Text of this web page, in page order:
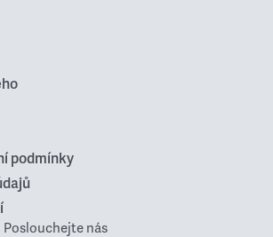
podmínky
Poslouchejte nás